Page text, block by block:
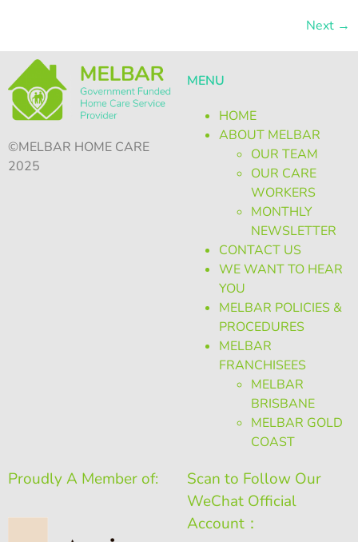
Next →
©MELBAR HOME CARE
2025
MENU
HOME
ABOUT MELBAR
OUR TEAM
OUR CARE
WORKERS
MONTHLY
NEWSLETTER
CONTACT US
WE WANT TO HEAR
YOU
MELBAR POLICIES &
PROCEDURES
MELBAR
FRANCHISEES
MELBAR
BRISBANE
MELBAR GOLD
COAST
Proudly A Member of:
Scan to Follow Our
WeChat Official
Account：